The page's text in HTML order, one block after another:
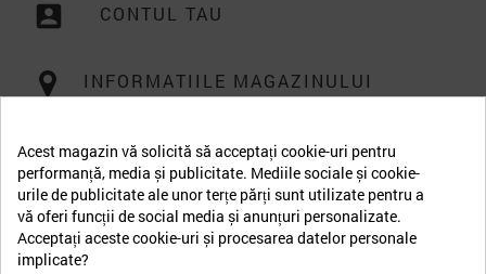
account_box CONTUL TAU
INFORMATIILE MAGAZINULUI
Acest magazin vă solicită să acceptați cookie-uri pentru
performanță, media și publicitate. Mediile sociale și cookie-
urile de publicitate ale unor terțe părți sunt utilizate pentru a
vă oferi funcții de social media și anunțuri personalizate.
Acceptați aceste cookie-uri și procesarea datelor personale
implicate?